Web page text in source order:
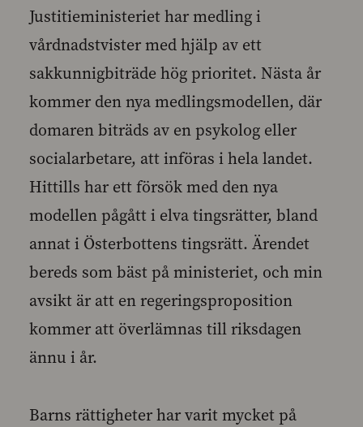
Justitieministeriet har medling i
vårdnadstvister med hjälp av ett
sakkunnigbiträde hög prioritet. Nästa år
kommer den nya medlingsmodellen, där
domaren biträds av en psykolog eller
socialarbetare, att införas i hela landet.
Hittills har ett försök med den nya
modellen pågått i elva tingsrätter, bland
annat i Österbottens tingsrätt. Ärendet
bereds som bäst på ministeriet, och min
avsikt är att en regeringsproposition
kommer att överlämnas till riksdagen
ännu i år.
Barns rättigheter har varit mycket på